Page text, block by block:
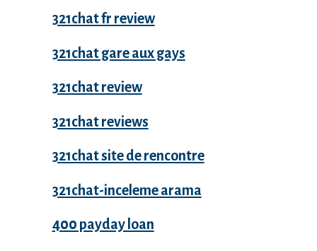
321chat fr review
321chat gare aux gays
321chat review
321chat reviews
321chat site de rencontre
321chat-inceleme arama
400 payday loan